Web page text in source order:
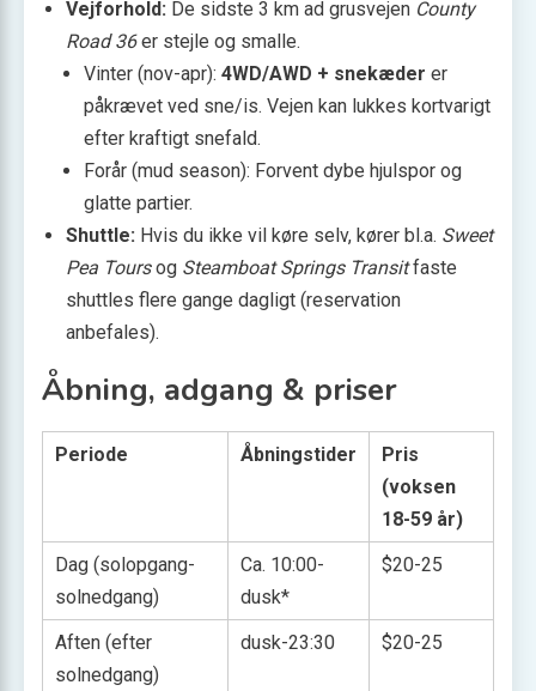
Vejforhold: De sidste 3 km ad grusvejen County
Road 36er stejle og smalle.
Vinter (nov-apr): 4WD/AWD + snekæder er
påkrævet ved sne/is. Vejen kan lukkes kortvarigt
efter kraftigt snefald.
Forår (mud season): Forvent dybe hjulspor og
glatte partier.
Shuttle: Hvis du ikke vil køre selv, kører bl.a. Sweet
Pea Toursog Steamboat Springs Transitfaste
shuttles flere gange dagligt (reservation
anbefales).
Åbning, adgang & priser
Periode Åbningstider
Pris
(voksen
18-59 år)
Dag (solopgang-
solnedgang)
Ca. 10:00-
dusk*
$20-25
Aften (efter
solnedgang)
dusk-23:30 $20-25